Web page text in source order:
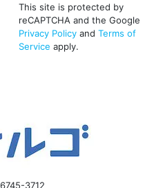
This site is protected by
reCAPTCHA and the Google
Privacy Policy and Terms of
Service apply.
3712